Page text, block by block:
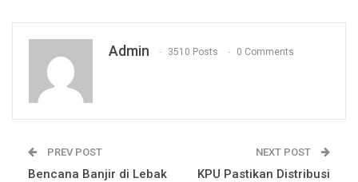
Admin 3510 Posts 0 Comments
PREV POST
Bencana Banjir di Lebak
NEXT POST
KPU Pastikan Distribusi